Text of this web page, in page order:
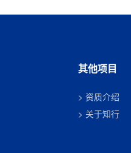
其他项目
资质介绍
关于知行